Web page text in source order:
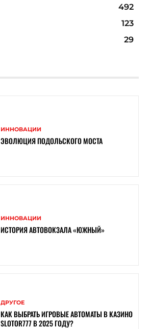
492
123
29
ИННОВАЦИИ
ЭВОЛЮЦИЯ ПОДОЛЬСКОГО МОСТА
ИННОВАЦИИ
ИСТОРИЯ АВТОВОКЗАЛА «ЮЖНЫЙ»
ДРУГОЕ
КАК ВЫБРАТЬ ИГРОВЫЕ АВТОМАТЫ В КАЗИНО
SLOTOR777 В 2025 ГОДУ?